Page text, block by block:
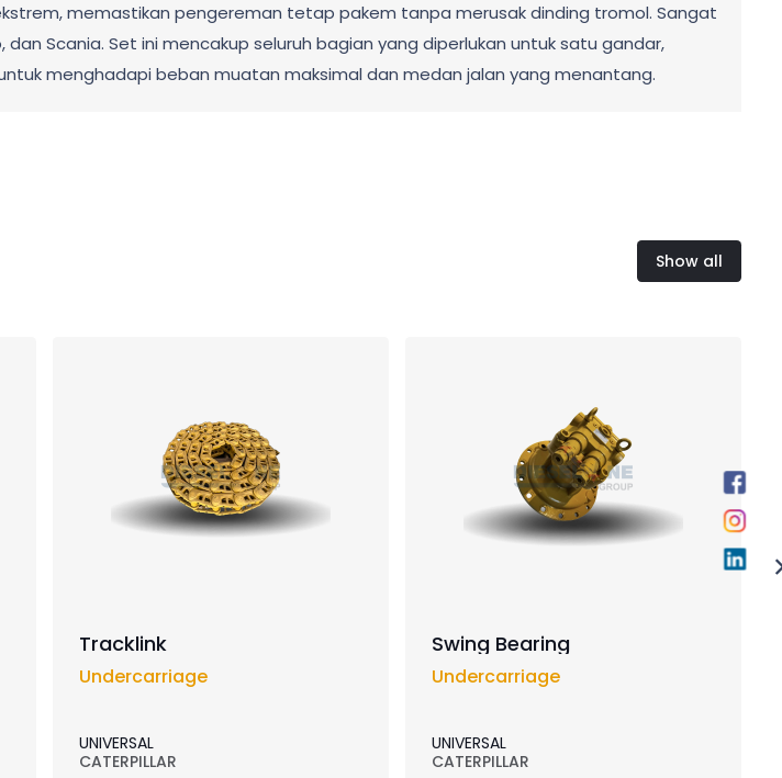
memastikan pengereman tetap pakem tanpa merusak dinding tromol. Sangat
Scania. Set ini mencakup seluruh bagian yang diperlukan untuk satu gandar,
menghadapi beban muatan maksimal dan medan jalan yang menantang.
Show all
Tracklink
Undercarriage
UNIVERSAL
CATERPILLAR
Swing Bearing
Undercarriage
UNIVERSAL
CATERPILLAR